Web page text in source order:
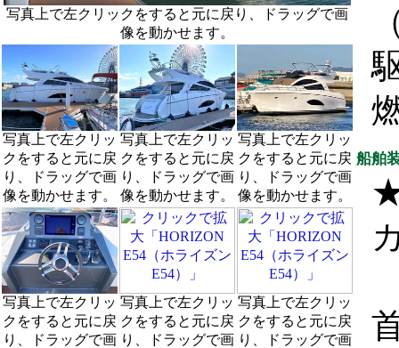
船舶
写真上で左クリックをすると元に戻り、ドラッグで画
像を動かせます。
写真上で左クリッ
クをすると元に戻
り、ドラッグで画
像を動かせます。
写真上で左クリッ
クをすると元に戻
り、ドラッグで画
像を動かせます。
写真上で左クリッ
クをすると元に戻
り、ドラッグで画
像を動かせます。
写真上で左クリッ
クをすると元に戻
り、ドラッグで画
写真上で左クリッ
クをすると元に戻
り、ドラッグで画
写真上で左クリッ
クをすると元に戻
り、ドラッグで画